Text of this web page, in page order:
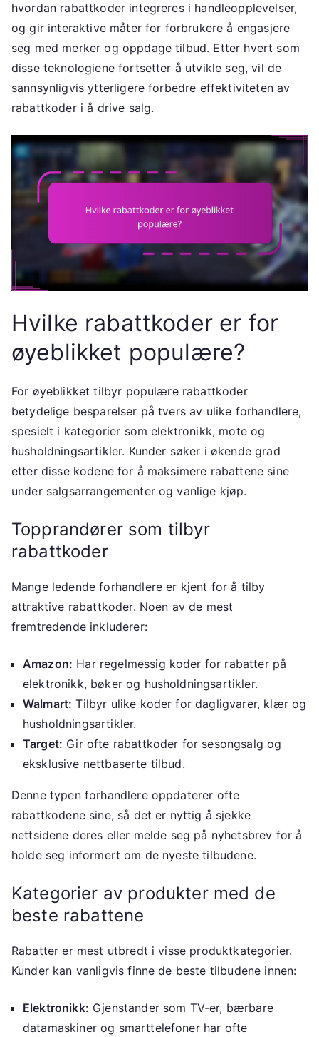
hvordan rabattkoder integreres i handleopplevelser,
og gir interaktive måter for forbrukere å engasjere
seg med merker og oppdage tilbud. Etter hvert som
disse teknologiene fortsetter å utvikle seg, vil de
sannsynligvis ytterligere forbedre effektiviteten av
rabattkoder i å drive salg.
Hvilke rabattkoder er for
øyeblikket populære?
For øyeblikket tilbyr populære rabattkoder
betydelige besparelser på tvers av ulike forhandlere,
spesielt i kategorier som elektronikk, mote og
husholdningsartikler. Kunder søker i økende grad
etter disse kodene for å maksimere rabattene sine
under salgsarrangementer og vanlige kjøp.
Topprandører som tilbyr
rabattkoder
Mange ledende forhandlere er kjent for å tilby
attraktive rabattkoder. Noen av de mest
fremtredende inkluderer:
Amazon: Har regelmessig koder for rabatter på
elektronikk, bøker og husholdningsartikler.
Walmart: Tilbyr ulike koder for dagligvarer, klær og
husholdningsartikler.
Target: Gir ofte rabattkoder for sesongsalg og
eksklusive nettbaserte tilbud.
Denne typen forhandlere oppdaterer ofte
rabattkodene sine, så det er nyttig å sjekke
nettsidene deres eller melde seg på nyhetsbrev for å
holde seg informert om de nyeste tilbudene.
Kategorier av produkter med de
beste rabattene
Rabatter er mest utbredt i visse produktkategorier.
Kunder kan vanligvis finne de beste tilbudene innen:
Elektronikk: Gjenstander som TV-er, bærbare
datamaskiner og smarttelefoner har ofte